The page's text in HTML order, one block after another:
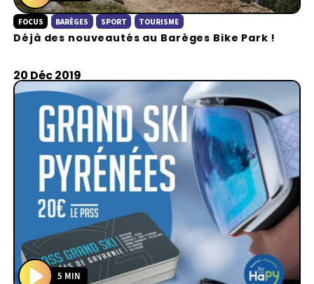
P
l
a
FOCUS BARÈGES SPORT TOURISME
Déjà des nouveautés au Barèges Bike Park !
20 Déc 2019
5 MIN